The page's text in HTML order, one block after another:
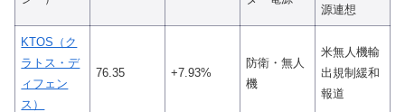
源連想
KTOS（ク
ラトス・デ
ィフェン
ス）
76.35 +7.93%
防衛・無人
機
米無人機輸
出規制緩和
報道